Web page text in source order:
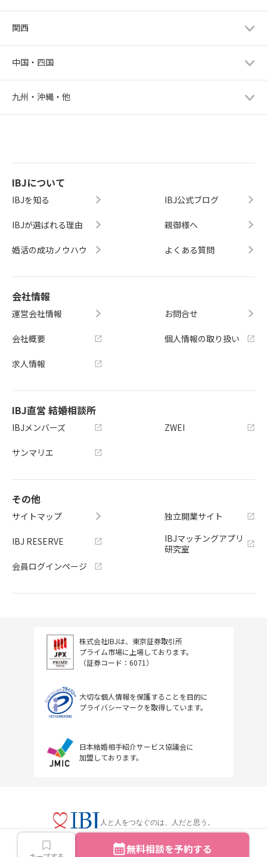
無料相談を予約する
関西
中国・四国
九州・沖縄・他
IBJについて
IBJを知る
IBJが選ばれる理由
婚活の成功ノウハウ
IBJ公式ブログ
親御様へ
よくある質問
会社情報
運営会社情報
会社概要
求人情報
お問合せ
個人情報の取り扱い
IBJ直営 結婚相談所
IBJメンバーズ
サンマリエ
ZWEI
その他
サイトマップ
IBJ RESERVE
会員ログインページ
独立開業サイト
IBJマッチングアプリ
研究室
株式会社IBJは、東京証券取引所
プライム市場に上場しております。
（証券コード：6071）
大切な個人情報を保護することを目的に
プライバシーマークを取得しています。
日本結婚相手紹介サービス協議会に
加盟しております。
人と人をつなぐのは、人だと思う。